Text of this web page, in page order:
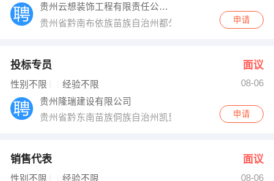
编辑
跟单
其他职位
贵州云想装饰工程有限责任公司黔南分公司
贵州省黔南布依族苗族自治州都匀市工人路中心大夏七楼
申请
投标专员 面议
性别不限 经验不限
08-06
贵州隆瑞建设有限公司
贵州省黔东南苗族侗族自治州凯里市滨江路
申请
销售代表 面议
性别不限 经验不限
08-06